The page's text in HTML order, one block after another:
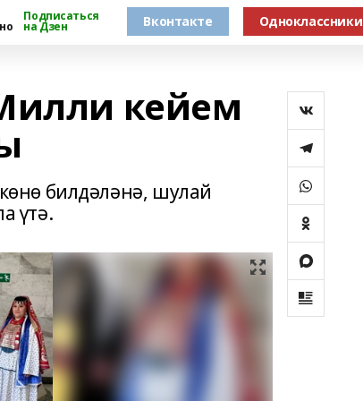
Подписаться
на Дзен Вконтакте Одноклассники
кейем
билдәләнә, шулай
үтә.